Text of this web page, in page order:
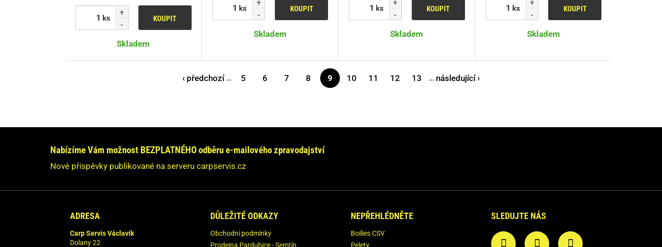
ks KOUPIT
Skladem
ks KOUPIT
Skladem
ks KOUPIT
Skladem
ks KOUPIT
Skladem
‹ předchozí … 5 6 7 8 9 10 11 12 13 … následující ›
Nabízíme Vám možnost BEZPLATNÉHO odběru e-mailového zpravodajství
Nové příspěvky publikované na serveru carpservis.cz
ADRESA
Carp Servis Václavík
Dolany 22
DŮLEŽITÉ ODKAZY
Obchodní podmínky
Prodejna Pardubice - Semtín
NEPŘEHLÉDNĚTE
Boilies CSV
Pelety
SLEDUJTE NÁS